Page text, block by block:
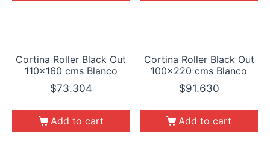
Cortina Roller Black Out
110×160 cms Blanco
$73.304
Add to cart
Cortina Roller Black Out
100×220 cms Blanco
$91.630
Add to cart